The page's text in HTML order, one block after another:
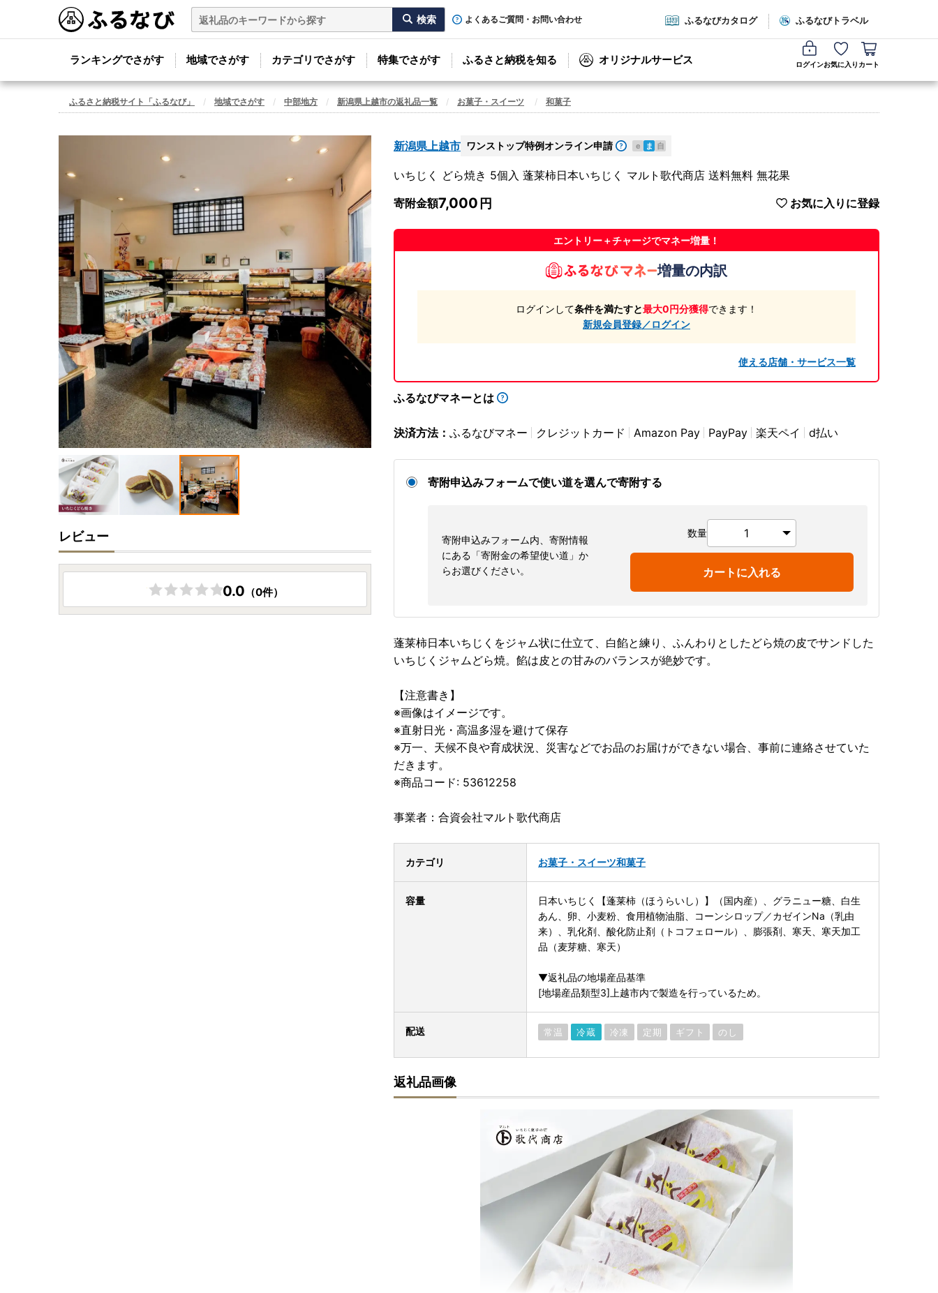
よくあるご質問・お問い合わせ ふるなびカタログ ふるなびトラベル
ランキングでさがす 地域でさがす カテゴリでさがす 特集でさがす ふるさと納税を知る オリジナルサービス ログインお気に入り カート
ふるさと納税サイト「ふるなび」 地域でさがす 中部地方 新潟県上越市の返礼品一覧 お菓子・スイーツ 和菓子
新潟県上越市 ワンストップ特例オンライン申請 e ま 自
いちじく どら焼き 5個入 蓬莱柿日本いちじく マルト歌代商店 送料無料 無花果
寄附金額7,000 お気に入りに登録
エントリー＋チャージでマネー増量！
増量の内訳
ログインして条件を満たすと最大0円分獲得できます！
新規会員登録／ログイン
使える店舗・サービス一覧
ふるなびマネーとは
決済方法： ふるなびマネー クレジットカード Amazon Pay PayPay 楽天ペイ d払い
寄附申込みフォームで使い道を選んで寄附する
寄附申込みフォーム内、寄附情報
にある「寄附金の希望使い道」か
らお選びください。
数量
カートに入れる
蓬莱柿日本いちじくをジャム状に仕立て、白餡と練り、ふんわりとしたどら焼の皮でサンドした
いちじくジャムどら焼。餡は皮との甘みのバランスが絶妙です。
【注意書き】
※画像はイメージです。
※直射日光・高温多湿を避けて保存
※万一、天候不良や育成状況、災害などでお品のお届けができない場合、事前に連絡させていた
だきます。
※商品コード: 53612258
事業者：合資会社マルト歌代商店
カテゴリ お菓子・スイーツ和菓子
容量
日本いちじく【蓬莱柿（ほうらいし）】（国内産）、グラニュー糖、白生
あん、卵、小麦粉、食用植物油脂、コーンシロップ／カゼインNa（乳由
来）、乳化剤、酸化防止剤（トコフェロール）、膨張剤、寒天、寒天加工
品（麦芽糖、寒天）
▼返礼品の地場産品基準
[地場産品類型3]上越市内で製造を行っているため。
配送 常温 冷蔵 冷凍 定期 ギフト のし
返礼品画像
レビュー
0.0 （0件）